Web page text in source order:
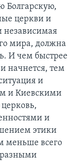
Болгарскую,
церкви и
независимая
мира, должна
И чем быстрее
начнется, тем
и
и Киевскими
и
этики
меньше всего
разными